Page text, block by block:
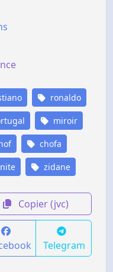
ronaldo
miroir
chofa
zidane
Copier (jvc)
Telegram